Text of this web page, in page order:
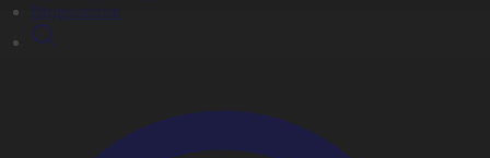
Видеоархив